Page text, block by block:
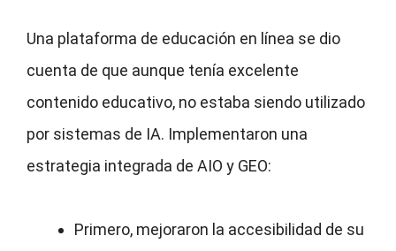
Una plataforma de educación en línea se dio
cuenta de que aunque tenía excelente
contenido educativo, no estaba siendo utilizado
por sistemas de IA. Implementaron una
estrategia integrada de AIO y GEO:
Primero, mejoraron la accesibilidad de su